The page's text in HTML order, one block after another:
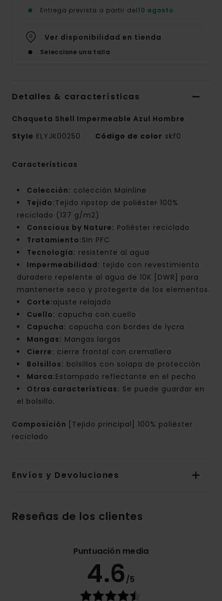
Entrega prevista a partir del10 agosto
Ver disponibilidad en tienda
Seleccione una talla
Detalles & características
Chaqueta Shell Impermeable Azul Hombre
Style ELYJK00250 Código de color skf0
Características
Colección: colección Mainline
Tejido:Tejido ripstop de poliéster 100%
reciclado (137 g/m2)
Conscious by Nature: Poliéster reciclado
Tratamiento:Sin PFC
Tecnología: resistente al agua
Impermeabilidad: tejido con revestimiento
duradero repelente al agua de 10K [DWR] para
mantenerte seco y protegerte de los elementos.
Corte:ajuste relajado
Cuello: capucha con cuello
Capucha: capucha con bordes de lycra
Mangas: Mangas largas
Cierre: cierre frontal con cremallera
Bolsillos: bolsillos con solapa de protección
Marca:Estampado reflectante en el pecho
Otras características: Se puede guardar en
el bolsillo.
Composición
[Tejido principal] 100% poliéster
reciclado
Envíos y Devoluciones
Reseñas de los clientes
Puntuación media
4.6/5